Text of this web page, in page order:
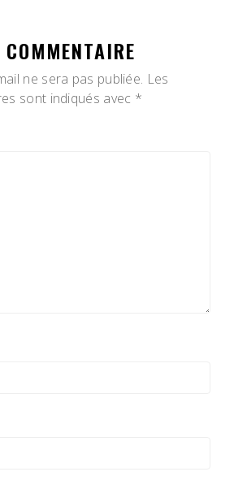
ne sera pas publiée. Les
sont indiqués avec *